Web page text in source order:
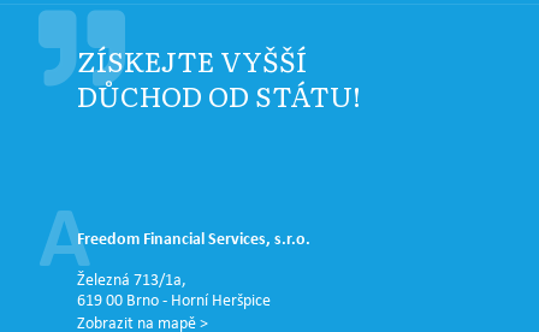
ZÍSKEJTE VYŠŠÍ
DŮCHOD OD STÁTU!
Freedom Financial Services, s.r.o.
Železná 713/1a,
619 00 Brno - Horní Heršpice
Zobrazit na mapě >